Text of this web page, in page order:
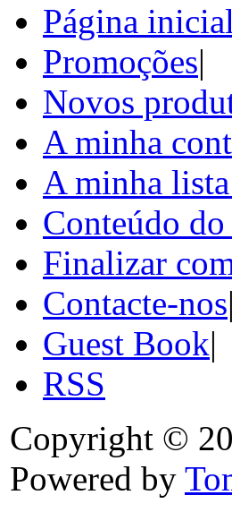
Página inicial
Promoções|
Novos
A minha
A minha
Conteúdo
Finalizar
Contacte-nos|
Guest Book|
RSS
Copyright ©
Powered by